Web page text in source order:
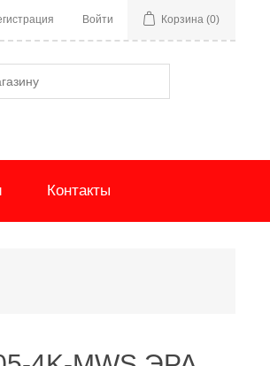
Войти Корзина (0)
Контакты